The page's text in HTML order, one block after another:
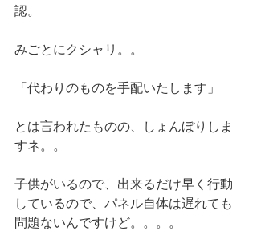
認。
みごとにクシャリ。。
「代わりのものを手配いたします」
とは言われたものの、しょんぼりしま
すネ。。
子供がいるので、出来るだけ早く行動
しているので、パネル自体は遅れても
問題ないんですけど。。。。